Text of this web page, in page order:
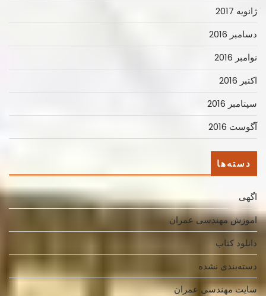
ژانویه 2017
دسامبر 2016
نوامبر 2016
اکتبر 2016
سپتامبر 2016
آگوست 2016
دسته‌ها
اگهی
اموزش مهندسی عمران
دانلود کتاب
دسته‌بندی نشده
سایت مهندسی عمران